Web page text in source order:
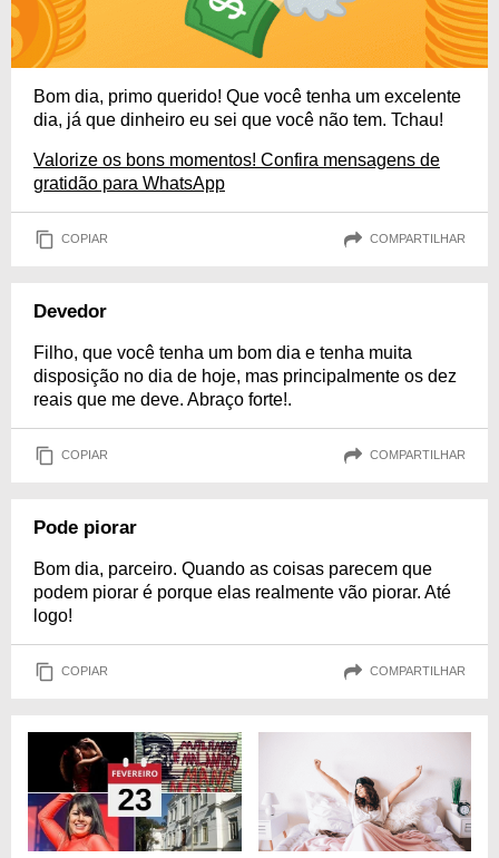
Bom dia, primo querido! Que você tenha um excelente
dia, já que dinheiro eu sei que você não tem. Tchau!
Valorize os bons momentos! Confira mensagens de
gratidão para WhatsApp
COPIAR COMPARTILHAR
Devedor
Filho, que você tenha um bom dia e tenha muita
disposição no dia de hoje, mas principalmente os dez
reais que me deve. Abraço forte!.
COPIAR COMPARTILHAR
Pode piorar
Bom dia, parceiro. Quando as coisas parecem que
podem piorar é porque elas realmente vão piorar. Até
logo!
COPIAR COMPARTILHAR